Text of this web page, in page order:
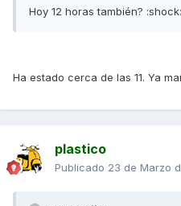
Hoy 12 horas también? :shock:
Ha estado cerca de las 11. Ya
plastico
Publicado 23 de Marzo